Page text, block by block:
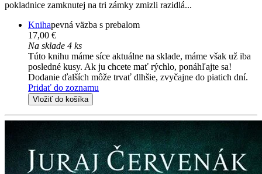
pokladnice zamknutej na tri zámky zmizli razidlá...
Knihapevná väzba s prebalom
17,00 €
Na sklade 4 ks
Túto knihu máme síce aktuálne na sklade, máme však už iba
posledné kusy. Ak ju chcete mať rýchlo, ponáhľajte sa!
Dodanie ďalších môže trvať dlhšie, zvyčajne do piatich dní.
Pridať do zoznamu
Vložiť do košíka